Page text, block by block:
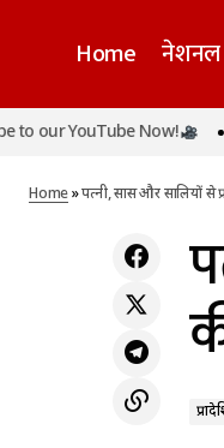
Home नेशनल
त्रिवेणी संगम की स्वच्छता
Now!
Home»पत्नी, सास और सालियों से